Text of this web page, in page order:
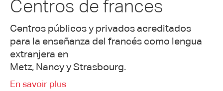
Centros de frances
Centros públicos y privados acreditados
para la enseñanza del francés como lengua
extranjera en
Metz, Nancy y Strasbourg.
En savoir plus